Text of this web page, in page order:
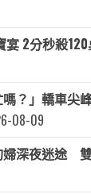
2分秒殺
嗎？」轎車
08-09
婦深夜迷途